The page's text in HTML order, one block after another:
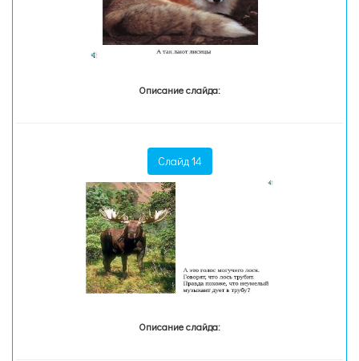
Описание слайда:
Слайд 14
Описание слайда: